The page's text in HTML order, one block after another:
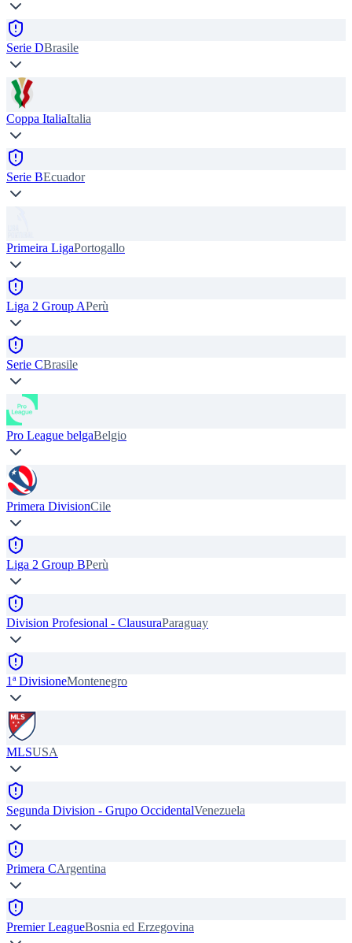
Serie DBrasile
Coppa ItaliaItalia
Serie BEcuador
Primeira LigaPortogallo
Liga 2 Group APerù
Serie CBrasile
Pro League belgaBelgio
Primera DivisionCile
Liga 2 Group BPerù
Division Profesional - ClausuraParaguay
1ª DivisioneMontenegro
MLSUSA
Segunda Division - Grupo OccidentalVenezuela
Primera CArgentina
Premier LeagueBosnia ed Erzegovina